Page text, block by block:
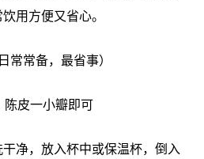
用方便又省心。
常常备，最省事）
陈皮一小瓣即可
净，放入杯中或保温杯，倒入